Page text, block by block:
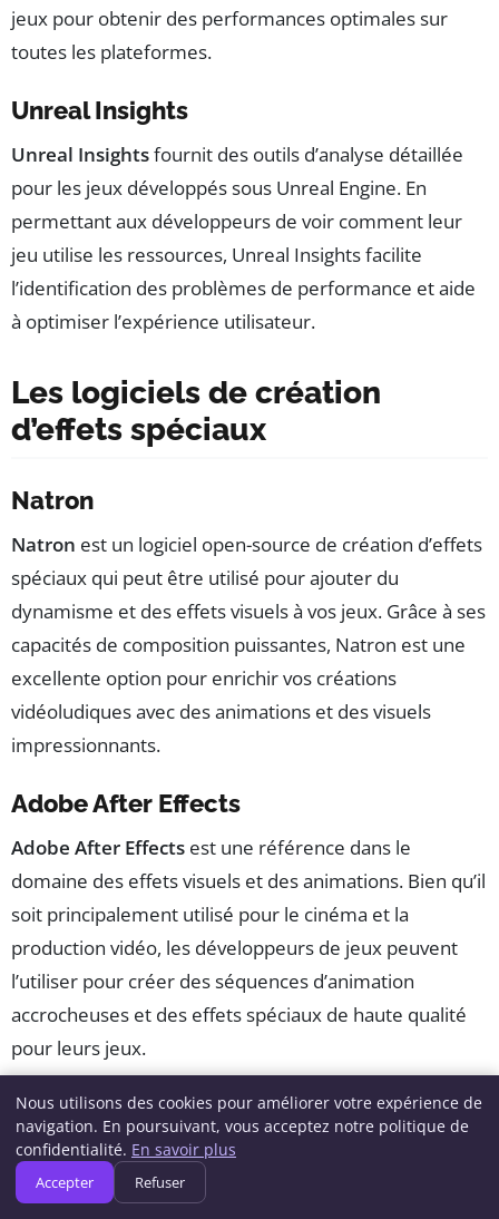
jeux pour obtenir des performances optimales sur
toutes les plateformes.
Unreal Insights
Unreal Insightsfournit des outils d’analyse détaillée
pour les jeux développés sous Unreal Engine. En
permettant aux développeurs de voir comment leur
jeu utilise les ressources, Unreal Insights facilite
l’identification des problèmes de performance et aide
à optimiser l’expérience utilisateur.
Les logiciels de création
d’effets spéciaux
Natron
Natron est un logiciel open-source de création d’effets
spéciaux qui peut être utilisé pour ajouter du
dynamisme et des effets visuels à vos jeux. Grâce à ses
capacités de composition puissantes, Natron est une
excellente option pour enrichir vos créations
vidéoludiques avec des animations et des visuels
impressionnants.
Adobe After Effects
Adobe After Effects est une référence dans le
domaine des effets visuels et des animations. Bien qu’il
soit principalement utilisé pour le cinéma et la
production vidéo, les développeurs de jeux peuvent
l’utiliser pour créer des séquences d’animation
accrocheuses et des effets spéciaux de haute qualité
pour leurs jeux.
Les ressources d’apprentissage
Cours en ligne
Nous utilisons des cookies pour améliorer votre expérience de
navigation. En poursuivant, vous acceptez notre politique de
confidentialité. En savoir plus
Accepter Refuser